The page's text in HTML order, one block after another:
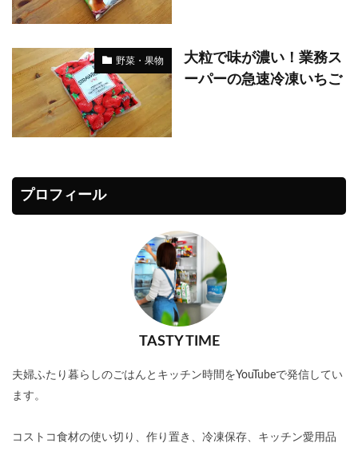
野菜・果物
大粒で味が濃い！業務ス
ーパーの急速冷凍いちご
プロフィール
TASTY TIME
夫婦ふたり暮らしのごはんとキッチン時間をYouTubeで発信してい
ます。
コストコ食材の使い切り、作り置き、冷凍保存、キッチン愛用品